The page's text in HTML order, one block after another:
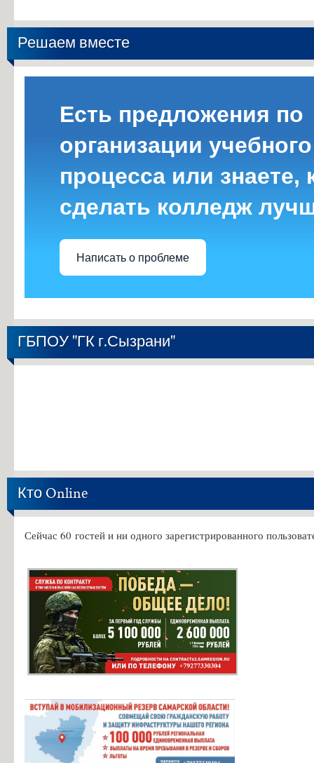
Решаем вместе
Есть предложения по
организации учебного
процесса или знаете,
сделать колледж
Написать о проблеме
ГБПОУ "ГК г.Сызрани"
Кто Online
Сейчас 60 гостей и ни одного зарегистрированного